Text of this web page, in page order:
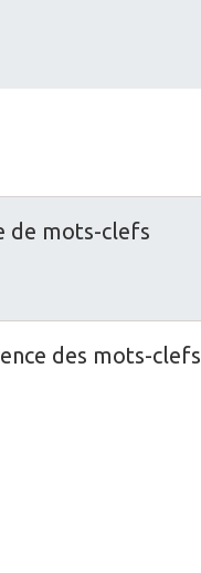
de mots-clefs
des mots-clefs